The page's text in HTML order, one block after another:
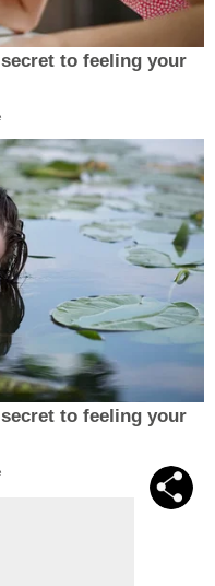
to feeling your
to feeling your